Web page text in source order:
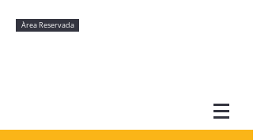
Àrea Reservada